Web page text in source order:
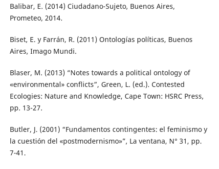
Balibar, E. (2014) Ciudadano-Sujeto, Buenos Aires,
Prometeo, 2014.
Biset, E. y Farrán, R. (2011) Ontologías políticas, Buenos
Aires, Imago Mundi.
Blaser, M. (2013) “Notes towards a political ontology of
«environmental» conflicts”, Green, L. (ed.). Contested
Ecologies: Nature and Knowledge, Cape Town: HSRC Press,
pp. 13-27.
Butler, J. (2001) “Fundamentos contingentes: el feminismo y
la cuestión del «postmodernismo»”, La ventana, N° 31, pp.
7-41.